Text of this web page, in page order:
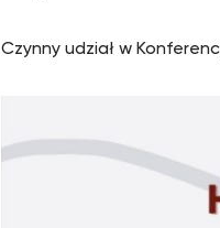
Czynny udział w